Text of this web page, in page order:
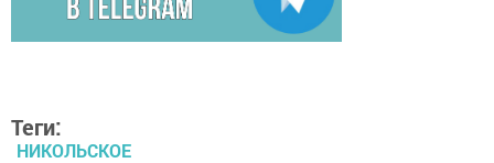
Теги:
НИКОЛЬСКОЕ